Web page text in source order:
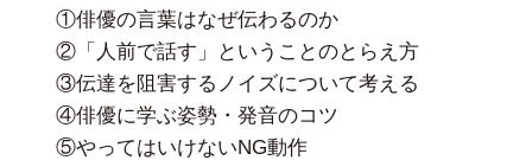
①俳優の言葉はなぜ伝わるのか
②「人前で話す」ということのとらえ方
③伝達を阻害するノイズについて考える
④俳優に学ぶ姿勢・発音のコツ
⑤やってはいけないNG動作